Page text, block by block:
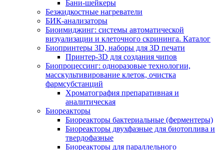
Бани-шейкеры
Безжидкостные нагреватели
БИК-анализаторы
Биоимиджинг: системы автоматической
визуализации и клеточного скрининга. Каталог
Биопринтеры 3D, наборы для 3D печати
Принтер-3D для создания чипов
Биопроцессинг: одноразовые технологии,
масскультивирование клеток, очистка
фармсубстанций
Хроматография препаративная и
аналитическая
Биореакторы
Биореакторы бактериальные (ферментеры)
Биореакторы двухфазные для биотоплива и
твердофазные
Биореакторы для параллельного